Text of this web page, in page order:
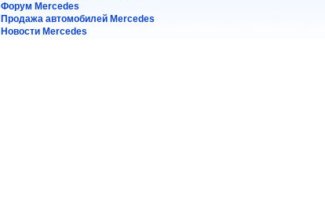
Форум Mercedes
Продажа автомобилей Mercedes
Новости Mercedes